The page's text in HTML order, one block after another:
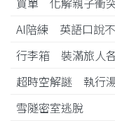
AI陪練 英語口說
行李箱 裝滿旅人
超時空解謎 執行
雪隧密室逃脫